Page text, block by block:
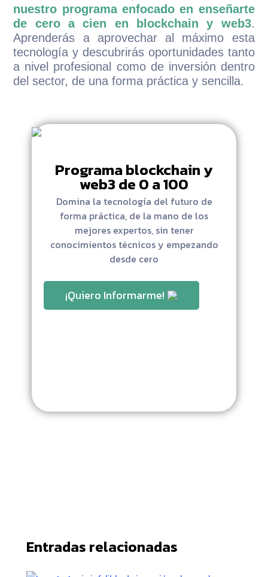
nuestro programa enfocado en enseñarte
de cero a cien en blockchain y web3.
Aprenderás a aprovechar al máximo esta
tecnología y descubrirás oportunidades tanto
a nivel profesional como de inversión dentro
del sector, de una forma práctica y sencilla.
Programa blockchain y
web3 de 0 a 100
Domina la tecnología del futuro de
forma práctica, de la mano de los
mejores expertos, sin tener
conocimientos técnicos y empezando
desde cero
¡Quiero Informarme!
Entradas relacionadas